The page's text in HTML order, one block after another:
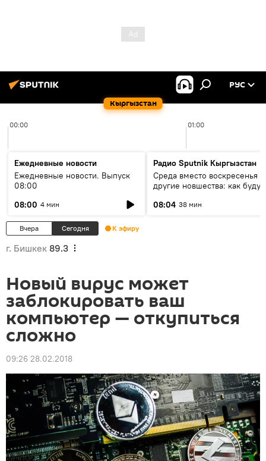
Кыргызстан
РУС
00:00 01:00
Ежедневные новости
Ежедневные новости. Выпуск
08:00
08:00 4 мин
Радио Sputnik Кыргызстан
Среда вместо воскресенья и
другие новшества: как будут
08:04 38 мин
Вчера Сегодня К эфиру
г. Бишкек 89.3
Новый вирус может
заблокировать ваш
компьютер — откупиться
сложно
09:26 28.02.2018